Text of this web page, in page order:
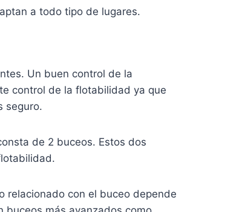
a todo tipo de lugares.
Un buen control de la
control de la flotabilidad ya que
seguro.
de 2 buceos. Estos dos
relacionado con el buceo depende